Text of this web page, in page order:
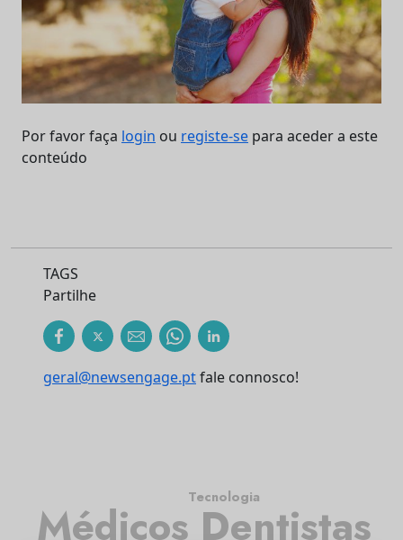
Por favor faça login ou registe-se para aceder a este
conteúdo
TAGS
Partilhe
geral@newsengage.ptfale connosco!
Médicos Dentistas
Tecnologia